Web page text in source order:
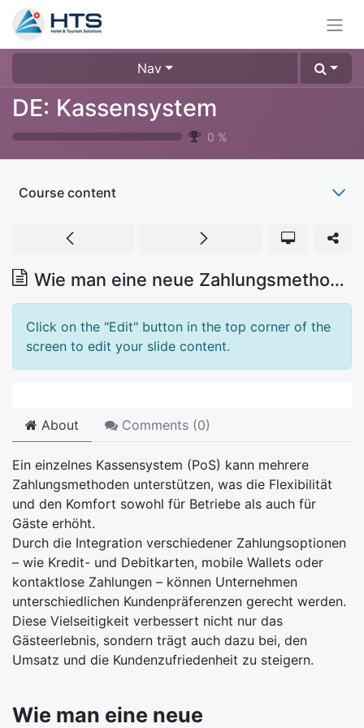
Nav
DE: Kassensystem
0 %
Course content
Wie man eine neue Zahlungsmethode erstellt
Click on the "Edit" button in the top corner of the
screen to edit your slide content.
About Comments (0)
Ein einzelnes Kassensystem (PoS) kann mehrere
Zahlungsmethoden unterstützen, was die Flexibilität
und den Komfort sowohl für Betriebe als auch für
Gäste erhöht.
Durch die Integration verschiedener Zahlungsoptionen
– wie Kredit- und Debitkarten, mobile Wallets oder
kontaktlose Zahlungen – können Unternehmen
unterschiedlichen Kundenpräferenzen gerecht werden.
Diese Vielseitigkeit verbessert nicht nur das
Gästeerlebnis, sondern trägt auch dazu bei, den
Umsatz und die Kundenzufriedenheit zu steigern.
Wie man eine neue